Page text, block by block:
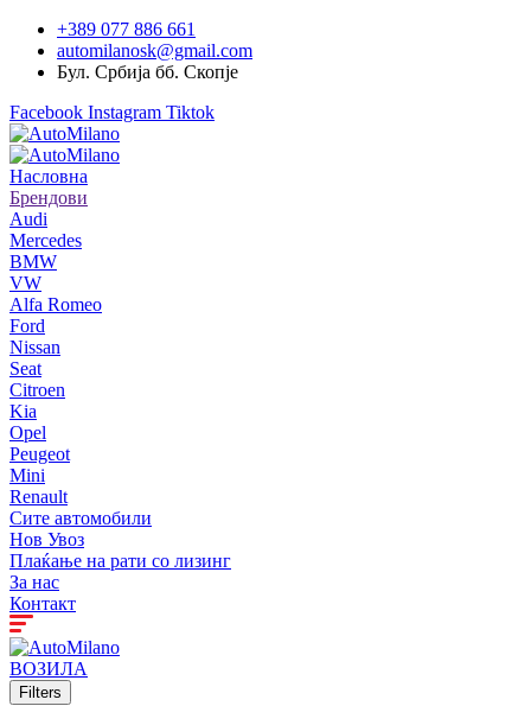
+389 077 886 661
automilanosk@gmail.com
Бул. Србија бб. Скопје
Facebook Instagram Tiktok
Насловна
Брендови
Audi
Mercedes
BMW
VW
Alfa Romeo
Ford
Nissan
Seat
Citroen
Kia
Opel
Peugeot
Mini
Renault
Сите автомобили
Нов Увоз
Плаќање на рати со лизинг
За нас
Контакт
ВОЗИЛА
Filters